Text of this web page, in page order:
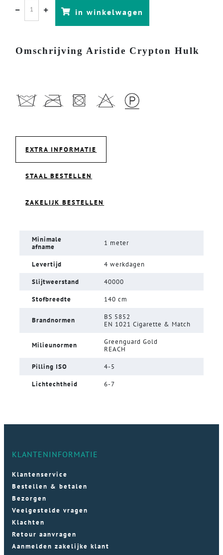
in winkelwagen
Omschrijving Aristide Crypton Hulk
EXTRA INFORMATIE
STAAL BESTELLEN
ZAKELIJK BESTELLEN
Minimale
afname
1 meter
Levertijd 4 werkdagen
Slijtweerstand 40000
Stofbreedte 140 cm
Brandnormen
BS 5852
EN 1021 Cigarette & Match
Milieunormen
Greenguard Gold
REACH
Pilling ISO 4-5
Lichtechtheid 6-7
KLANTENINFORMATIE
Klantenservice
Bestellen & betalen
Bezorgen
Veelgestelde vragen
Klachten
Retour aanvragen
Aanmelden zakelijke klant